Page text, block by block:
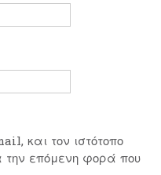
και τον ιστότοπο
την επόμενη φορά που